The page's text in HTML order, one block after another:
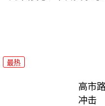
最热
高市
冲击